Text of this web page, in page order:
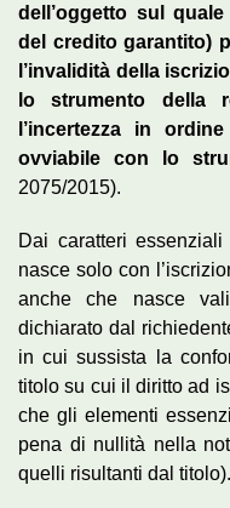
dell’oggetto sul
del credito garantito)
l’invalidità della
lo strumento della
l’incertezza in
ovviabile con lo
2075/2015).
Dai caratteri
nasce solo con
anche che nasce
dichiarato dal
in cui sussista la
titolo su cui il diritto ad
che gli elementi
pena di nullità nella
quelli risultanti dal titolo).